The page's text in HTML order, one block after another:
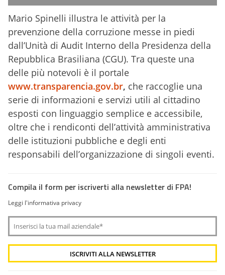
Mario Spinelli illustra le attività per la
prevenzione della corruzione messe in piedi
dall’Unità di Audit Interno della Presidenza della
Repubblica Brasiliana (CGU). Tra queste una
delle più notevoli è il portale
www.transparencia.gov.br, che raccoglie una
serie di informazioni e servizi utili al cittadino
esposti con linguaggio semplice e accessibile,
oltre che i rendiconti dell’attività amministrativa
delle istituzioni pubbliche e degli enti
responsabili dell’organizzazione di singoli eventi.
Compila il form per iscriverti alla newsletter di FPA!
Leggi l'informativa privacy